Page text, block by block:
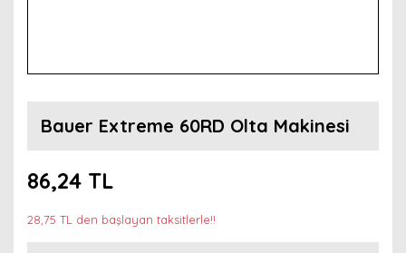
Bauer Extreme 60RD Olta Makinesi
86,24 TL
28,75 TL den başlayan taksitlerle!!